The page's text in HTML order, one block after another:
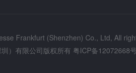
Frankfurt (Shenzhen) Co., Ltd, All
）有限公司版权所有 粤ICP备12072668